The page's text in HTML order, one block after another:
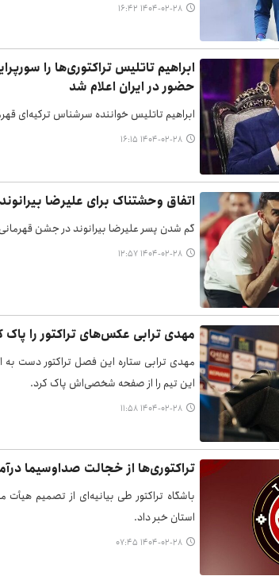
۱۴۰۴-۰۲-۲۸ ۱۶:۴۲
ابراهیم تاتلیس تراکتوری‌ها را
حضور در ایران اعلام شد
ابراهیم تاتلیس خواننده سرشناس ترکیه‌ای
۱۴۰۴-۰۲-۲۸ ۱۶:۱۵
اتفاق وحشتناک برای علیرضا
گم شدن پسر علیرضا بیرانوند در جشن
۱۴۰۴-۰۲-۲۸ ۱۲:۵۷
مهدی ترابی عکس‌های تراکتور را
مهدی ترابی ستاره این فصل تراکتور دست به
این تیم را از صفحه شخصی‌اش پاک کرد.
۱۴۰۴-۰۲-۲۸ ۱۱:۵۸
تراکتوری‌ها از خجالت صداوسیما
باشگاه تراکتور طی بیانیه‌ای از تصمیم
استان خبر داد.
۱۴۰۴-۰۲-۲۸ ۰۷:۴۵